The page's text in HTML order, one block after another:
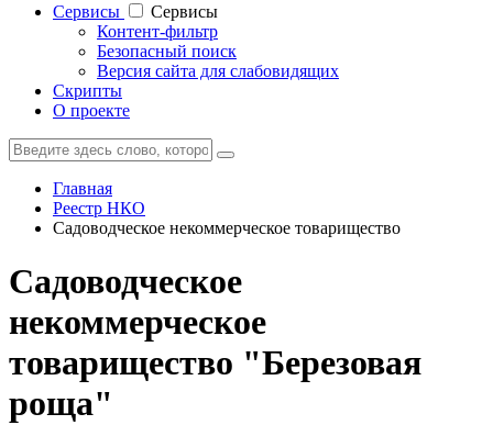
Cервисы
Cервисы
Контент-фильтр
Безопасный поиск
Версия сайта для слабовидящих
Скрипты
О проекте
Главная
Реестр НКО
Садоводческое некоммерческое товарищество
Садоводческое
некоммерческое
товарищество "Березовая
роща"